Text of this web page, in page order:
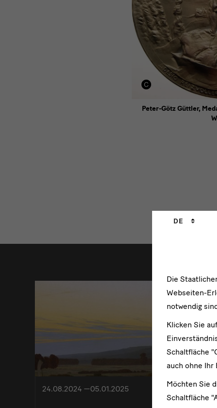
Peter-Götz Güttler,
24.08.2024 —05.01.2025
DE
Die
Webseiten-
notwendig
Klicken Sie
Schaltfläche
auch ohne Ihr
Möchten Sie
Schaltfläche